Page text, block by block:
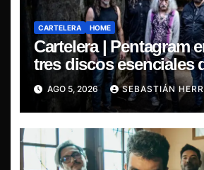
CARTELERA HOME
Cartelera | Pentagram
tres discos esenciales
leyendas del doom
AGO 5, 2026 SEBASTIÁN